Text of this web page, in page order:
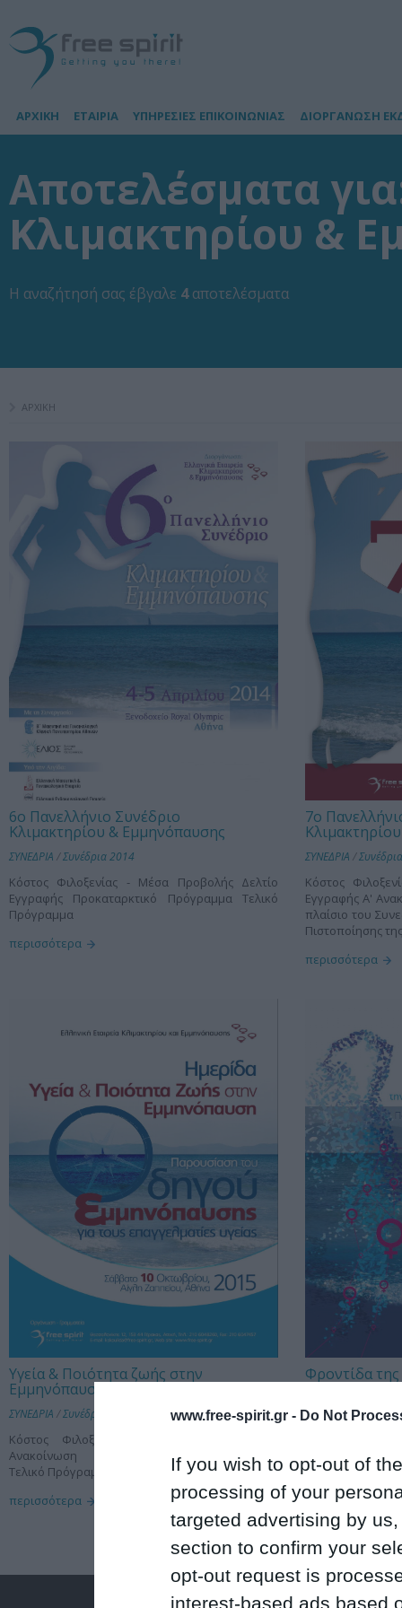
www.free-spirit.gr - Do Not
If you wish to opt-out of
processing of your
targeted advertising by
section to confirm your
opt-out request is
interest-based ads based
ΑΡΧΙΚΗ ΕΤΑΙΡΙΑ ΥΠΗΡΕΣΙΕΣ ΕΠΙΚΟΙΝΩΝΙΑΣ ΔΙΟΡΓΑΝΩΣΗ
Αποτελέσματα
Κλιμακτηρίου &
Η αναζήτησή σας έβγαλε 4αποτελέσματα
ΑΡΧΙΚΗ
6ο Πανελλήνιο Συνέδριο
Κλιμακτηρίου & Εμμηνόπαυσης
ΣΥΝΕΔΡΙΑ /Συνέδρια 2014
Κόστος Φιλοξενίας - Μέσα Προβολής Δελτίο
Εγγραφής Προκαταρκτικό Πρόγραμμα Τελικό
Πρόγραμμα
περισσότερα
7ο
ΣΥΝΕΔΡΙΑ /
Κόστος
Εγγραφής Α'
πλαίσιο του
Πιστοποίησης
περισσότερα
Υγεία & Ποιότητα ζωής στην
Εμμηνόπαυση
ΣΥΝΕΔΡΙΑ /Συνέδρια 2015
Κόστος Φιλοξενίας - Μέσα Προβολής Α'
Ανακοίνωση Δελτίο Εγγραφής
Τελικό Πρόγραμμα
περισσότερα
Φροντίδα
Εμμηνόπαυση
ΣΥΝΕΔΡΙΑ /
Εγγραφης Α'
Πρόγραμμα
περισσότερα